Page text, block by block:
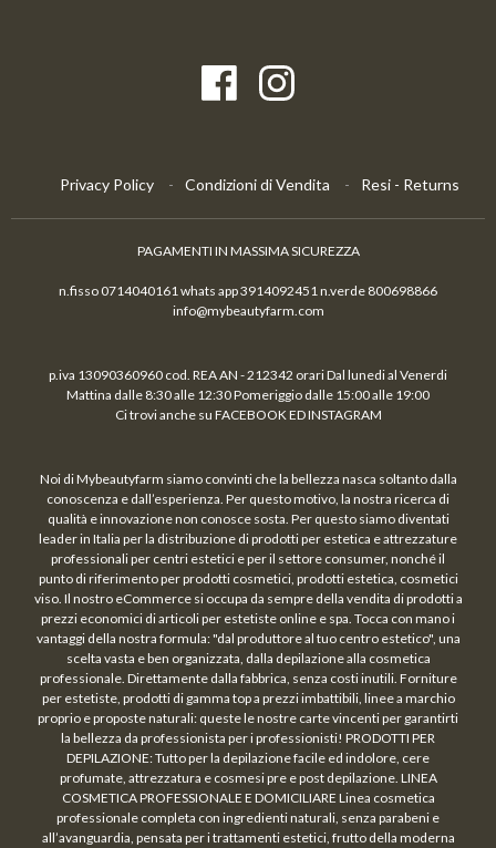
Privacy Policy Condizioni di Vendita Resi - Returns
PAGAMENTI IN MASSIMA SICUREZZA
n.fisso 0714040161 whats app 3914092451 n.verde 800698866
info@mybeautyfarm.com
p.iva 13090360960 cod. REA AN - 212342 orari Dal lunedi al Venerdi
Mattina dalle 8:30 alle 12:30 Pomeriggio dalle 15:00 alle 19:00
Ci trovi anche su FACEBOOK ED INSTAGRAM
Noi di Mybeautyfarm siamo convinti che la bellezza nasca soltanto dalla
conoscenza e dall’esperienza. Per questo motivo, la nostra ricerca di
qualità e innovazione non conosce sosta. Per questo siamo diventati
leader in Italia per la distribuzione di prodotti per estetica e attrezzature
professionali per centri estetici e per il settore consumer, nonché il
punto di riferimento per prodotti cosmetici, prodotti estetica, cosmetici
viso. Il nostro eCommerce si occupa da sempre della vendita di prodotti a
prezzi economici di articoli per estetiste online e spa. Tocca con mano i
vantaggi della nostra formula: "dal produttore al tuo centro estetico", una
scelta vasta e ben organizzata, dalla depilazione alla cosmetica
professionale. Direttamente dalla fabbrica, senza costi inutili. Forniture
per estetiste, prodotti di gamma top a prezzi imbattibili, linee a marchio
proprio e proposte naturali: queste le nostre carte vincenti per garantirti
la bellezza da professionista per i professionisti! PRODOTTI PER
DEPILAZIONE: Tutto per la depilazione facile ed indolore, cere
profumate, attrezzatura e cosmesi pre e post depilazione. LINEA
COSMETICA PROFESSIONALE E DOMICILIARE Linea cosmetica
professionale completa con ingredienti naturali, senza parabeni e
all’avanguardia, pensata per i trattamenti estetici, frutto della moderna